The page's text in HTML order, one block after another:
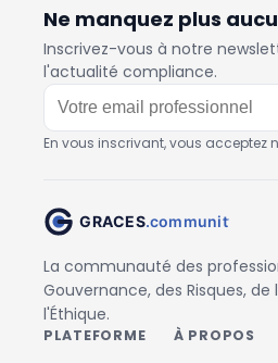
Ne manquez plus
Inscrivez-vous à notre
l'actualité compliance.
En vous inscrivant, vous acceptez
La communauté des
Gouvernance, des Risques,
l'Éthique.
PLATEFORME À PROPOS